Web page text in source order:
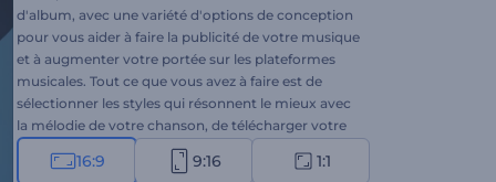
d'album, avec une variété d'options de conception
pour vous aider à faire la publicité de votre musique
et à augmenter votre portée sur les plateformes
musicales. Tout ce que vous avez à faire est de
sélectionner les styles qui résonnent le mieux avec
la mélodie de votre chanson, de télécharger votre
morceau de musique, d'écrire le nom de l'artiste et
le titre de la chanson, et d'attendre quelques
16:9 9:16 1:1